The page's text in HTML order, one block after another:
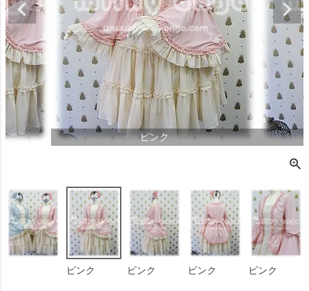
ピンク
ピンク ピンク ピンク ピンク